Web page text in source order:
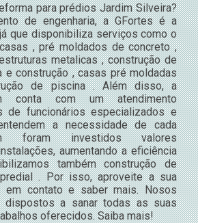
para prédios Jardim Silveira?
de engenharia, a GFortes é a
que disponibiliza serviços como o
, pré moldados de concreto ,
metalicas , construção de
e construção , casas pré moldadas
de piscina . Além disso, a
conta com um atendimento
de funcionários especializados e
a necessidade de cada
foram investidos valores
aumentando a eficiência
também construção de
. Por isso, aproveite a sua
em contato e saber mais. Nosos
dispostos a sanar todas as suas
oferecidos. Saiba mais!